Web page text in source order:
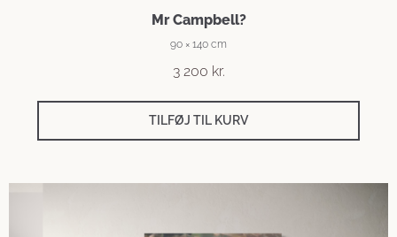
Mr Campbell?
90 × 140 cm
3 200 kr.
TILFØJ TIL KURV